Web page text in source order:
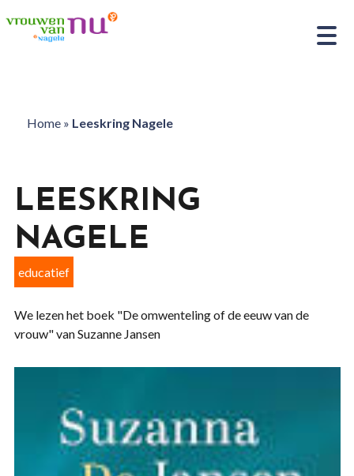
Home» Leeskring Nagele
LEESKRING
NAGELE
educatief
We lezen het boek "De omwenteling of de eeuw van de
vrouw" van Suzanne Jansen